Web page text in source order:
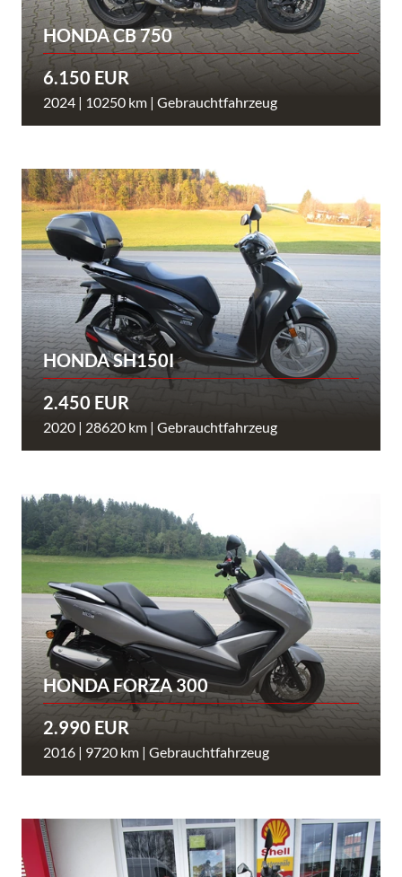
HONDA CB 750
6.150 EUR
2024 | 10250 km | Gebrauchtfahrzeug
HONDA SH150I
2.450 EUR
2020 | 28620 km | Gebrauchtfahrzeug
HONDA FORZA 300
2.990 EUR
2016 | 9720 km | Gebrauchtfahrzeug